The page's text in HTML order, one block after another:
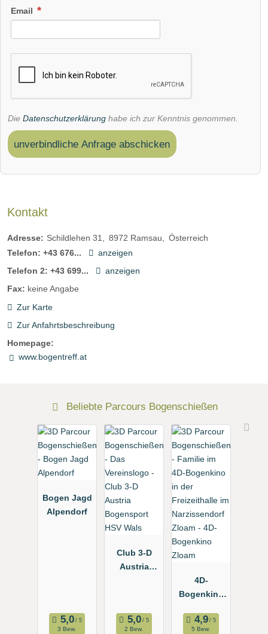
Email
Die Datenschutzerklärung habe ich zur Kenntnis genommen.
unverbindliche Anfrage abschicken
Kontakt
Adresse: Schildlehen 31 8972 Ramsau
Österreich
Telefon: +43 676...
anzeigen
Telefon 2: +43 699...
anzeigen
Fax: keine Angabe
Zur Karte
Zur Anfahrtsbeschreibung
Homepage:
www.bogentreff.at
Beliebte Parcours Bogenschießen
Bogen Jagd
Alpendorf
3 Bew.
Club 3-D
Austria
2 Bew.
4D-
Bogenkino
5 Bew.